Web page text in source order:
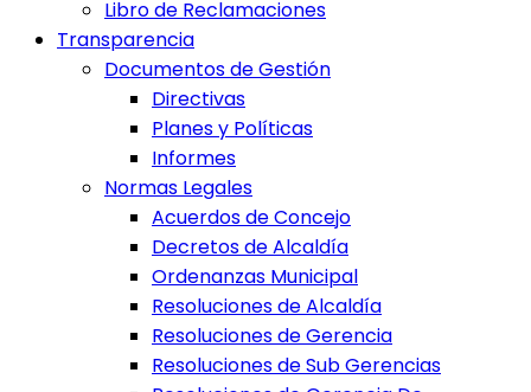
Libro de Reclamaciones
Transparencia
Documentos de Gestión
Directivas
Planes y Políticas
Informes
Normas Legales
Acuerdos de Concejo
Decretos de Alcaldía
Ordenanzas Municipal
Resoluciones de Alcaldía
Resoluciones de Gerencia
Resoluciones de Sub Gerencias